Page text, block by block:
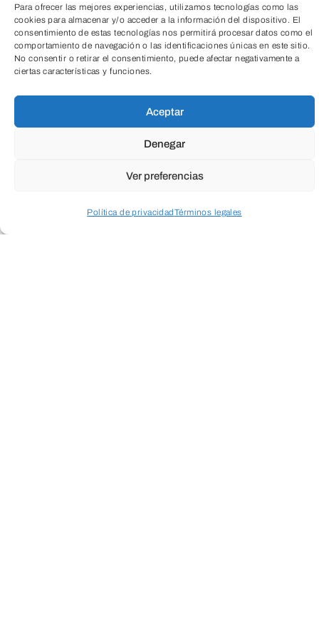
Para ofrecer las mejores experiencias, utilizamos tecnologías como las
cookies para almacenar y/o acceder a la información del dispositivo. El
consentimiento de estas tecnologías nos permitirá procesar datos como el
comportamiento de navegación o las identificaciones únicas en este sitio.
No consentir o retirar el consentimiento, puede afectar negativamente a
ciertas características y funciones.
Aceptar
Denegar
Ver preferencias
Política de privacidadTérminos legales